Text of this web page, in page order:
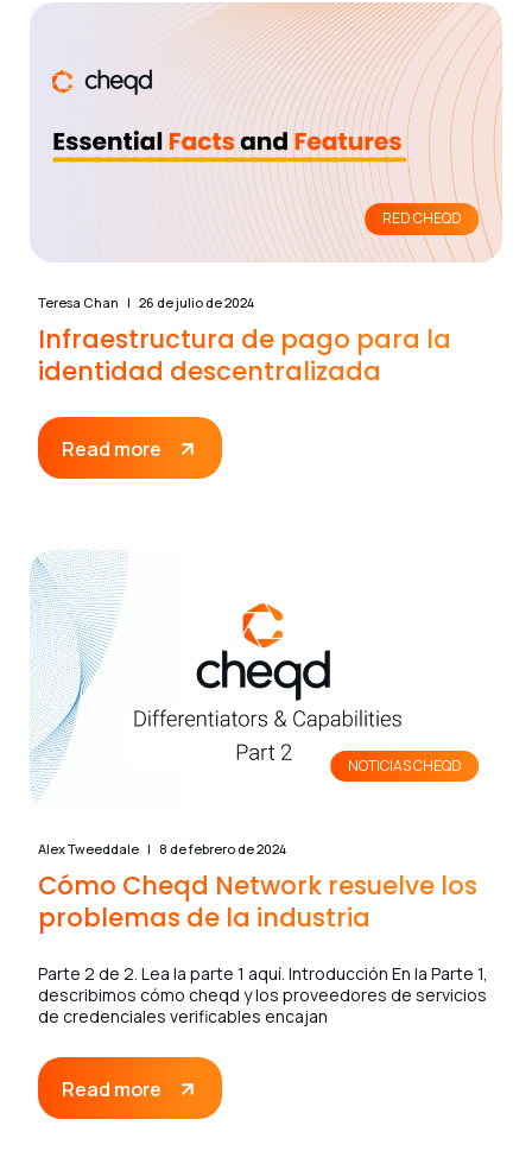
RED CHEQD
Infraestructura de pago para la
identidad descentralizada
Read more
Teresa Chan 26 de julio de 2024
NOTICIAS CHEQD
Cómo Cheqd Network resuelve los
problemas de la industria
Parte 2 de 2. Lea la parte 1 aquí. Introducción En la Parte 1,
describimos cómo cheqd y los proveedores de servicios
de credenciales verificables encajan
Read more
Alex Tweeddale 8 de febrero de 2024